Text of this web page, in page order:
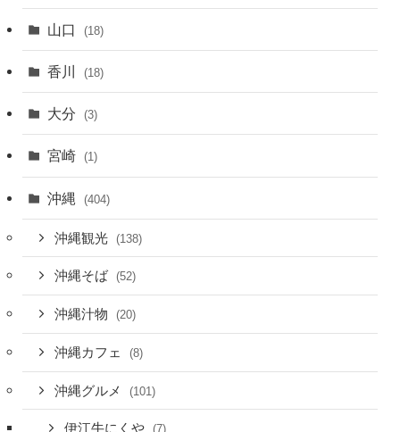
山口 (18)
香川 (18)
大分 (3)
宮崎 (1)
沖縄 (404)
沖縄観光 (138)
沖縄そば (52)
沖縄汁物 (20)
沖縄カフェ (8)
沖縄グルメ (101)
伊江牛にくや (7)